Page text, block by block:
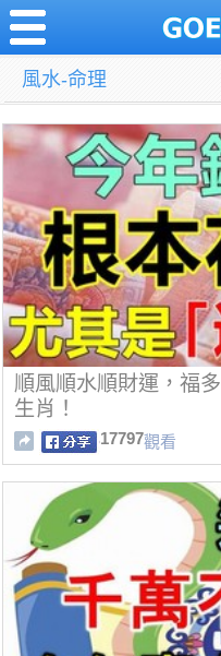
風水-命理
順風順水順財運，福
生肖！
17797觀看